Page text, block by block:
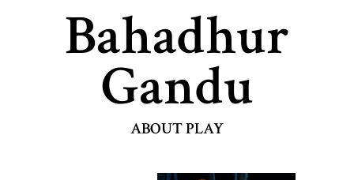
Bahadhur
Gandu
ABOUT PLAY